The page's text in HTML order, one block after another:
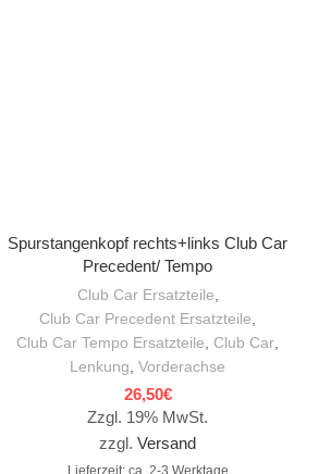
Spurstangenkopf rechts+links Club Car
Precedent/ Tempo
Club Car Ersatzteile
Club Car Precedent Ersatzteile
Club Car Tempo Ersatzteile
Club Car
Lenkung Vorderachse
26,50€
Zzgl. 19% MwSt.
zzgl. Versand
Lieferzeit: ca. 2-3 Werktage